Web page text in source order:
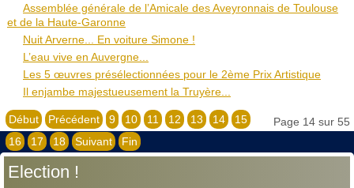
Assemblée générale de l’Amicale des Aveyronnais de Toulouse
et de la Haute-Garonne
Nuit Arverne... En voiture Simone !
L’eau vive en Auvergne...
Les 5 œuvres présélectionnées pour le 2ème Prix Artistique
Il enjambe majestueusement la Truyère...
Page 14 sur 55
Début Précédent 9 10 11 12 13 14
15
16
17 18 Suivant Fin
Election !